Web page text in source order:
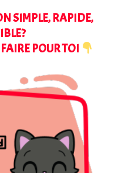
SIMPLE, RAPIDE,
POUR TOI